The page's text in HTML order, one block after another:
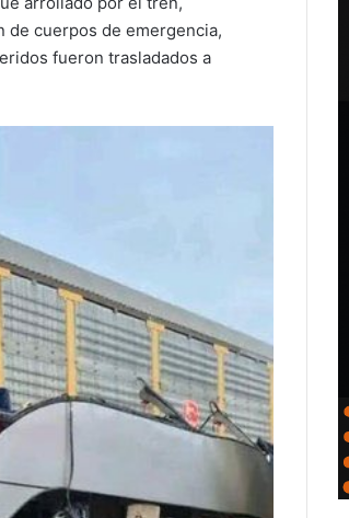
de cuerpos de emergencia,
fueron trasladados a